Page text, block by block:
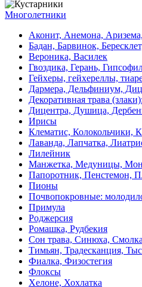
Многолетники
Аконит, Анемона,
Бадан, Барвинок,
Вероника, Василек
Гвоздика, Герань,
Гейхеры, гейхереллы,
Дармера, Дельфиниум,
Декоративная трава
Дицентра, Душица,
Ирисы
Клематис, Колокольчики,
Лаванда, Лапчатка,
Лилейник
Манжетка, Медуницы,
Папоротник, Пенстемон,
Пионы
Почвопокровные:
Примула
Роджерсия
Ромашка, Рудбекия
Сон трава, Синюха, Смолка
Тимьян, Традесканция,
Фиалка, Физостегия
Флоксы
Хелоне, Хохлатка